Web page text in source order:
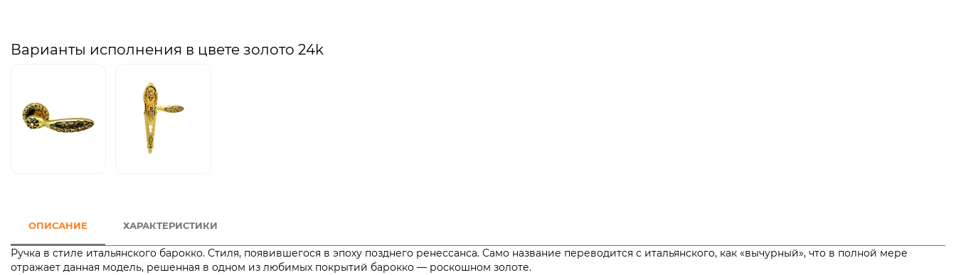
Варианты исполнения в цвете золото 24k
ОПИСАНИЕ ХАРАКТЕРИСТИКИ
Ручка в стиле итальянского барокко. Стиля, появившегося в эпоху позднего ренессанса. Само название переводится с итальянского, как «вычурный», что в полной мере
отражает данная модель, решенная в одном из любимых покрытий барокко — роскошном золоте.